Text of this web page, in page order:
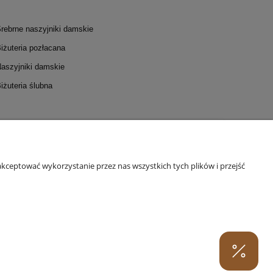
naszyjniki damskie
pozłacana
damskie
ślubna
Polityka prywatności
wykorzystanie przez nas wszystkich tych plików i przejść